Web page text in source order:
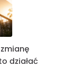
działać